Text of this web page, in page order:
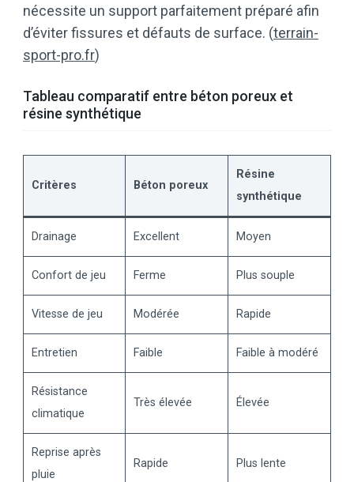
nécessite un support parfaitement préparé afin
d’éviter fissures et défauts de surface. (terrain-
sport-pro.fr)
Tableau comparatif entre béton poreux et
résine synthétique
Critères Béton poreux
Résine
synthétique
Drainage Excellent Moyen
Confort de jeu Ferme Plus souple
Vitesse de jeu Modérée Rapide
Entretien Faible Faible à modéré
Résistance
climatique
Très élevée Élevée
Reprise après
pluie
Rapide Plus lente